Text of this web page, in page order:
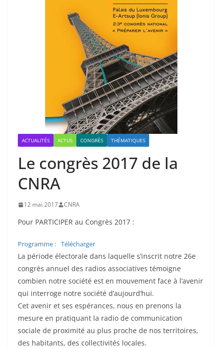
ACTUALITÉS ACTUS CONGRÈS THÉMATIQUES
Le congrès 2017 de la
CNRA
12 mai 2017 CNRA
Pour PARTICIPER au Congrès 2017 :
Programme : Télécharger
La période électorale dans laquelle s’inscrit notre 26e
congrès annuel des radios associatives témoigne
combien notre société est en mouvement face à l’avenir
qui interroge notre société d’aujourd’hui.
Cet avenir et ses espérances, nous en prenons la
mesure en pratiquant la radio de communication
sociale de proximité au plus proche de nos territoires,
des habitants, des collectivités locales.